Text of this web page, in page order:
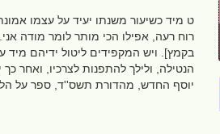
ט מיד כשיעור משנתו יעיד על עצמו
רוח רעה, אפילו הכי מותר לומר מודה
בקמץ]. ויש המקפידים ליטול ידיהם
הנטילה, ולילך להתפנות לצרכיו, ואחר
יוסף החדש, מהדורת תשס''ד, ספר על